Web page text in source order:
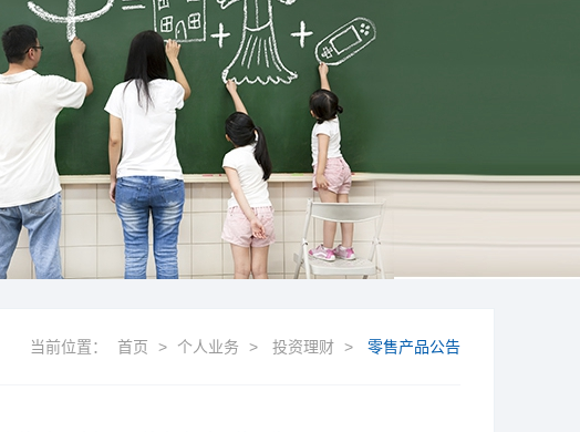
当前位置： 首页 > 个人业务 > 投资理财 > 零售产品公告